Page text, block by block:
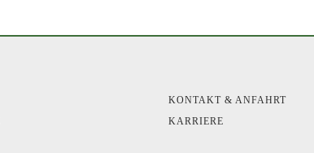
KONTAKT & ANFAHRT
KARRIERE